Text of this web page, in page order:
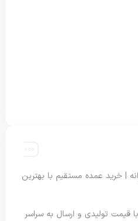
| خرید عمده مستقیم با بهترین
قیمت تولیدی و ارسال به سراسر